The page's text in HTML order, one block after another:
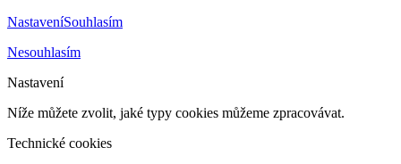
NastaveníSouhlasím
Nesouhlasím
Nastavení
Níže můžete zvolit, jaké typy cookies můžeme zpracovávat.
Technické cookies